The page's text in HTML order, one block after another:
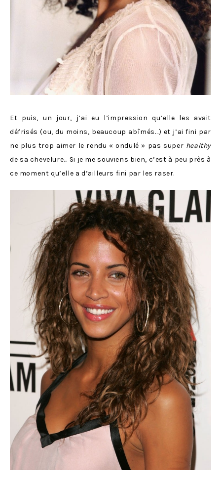
Et puis, un jour, j’ai eu l’impression qu’elle les avait
défrisés (ou, du moins, beaucoup abîmés…) et j’ai fini par
ne plus trop aimer le rendu « ondulé » pas super healthy
de sa chevelure… Si je me souviens bien, c’est à peu près à
ce moment qu’elle a d’ailleurs fini par les raser.